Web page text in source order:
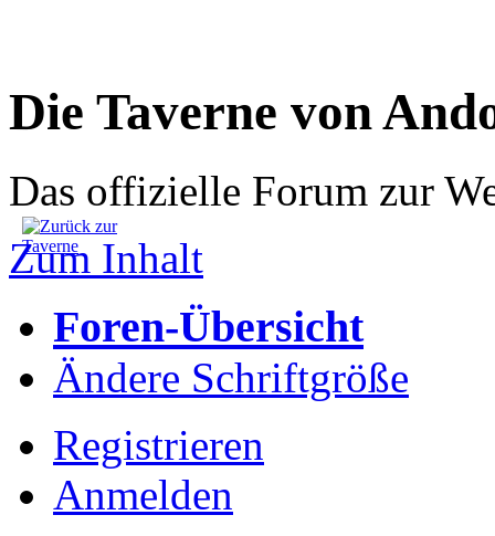
Die Taverne von
Das offizielle Forum zur
Zum Inhalt
Foren-Übersicht
Ändere Schriftgröße
Registrieren
Anmelden